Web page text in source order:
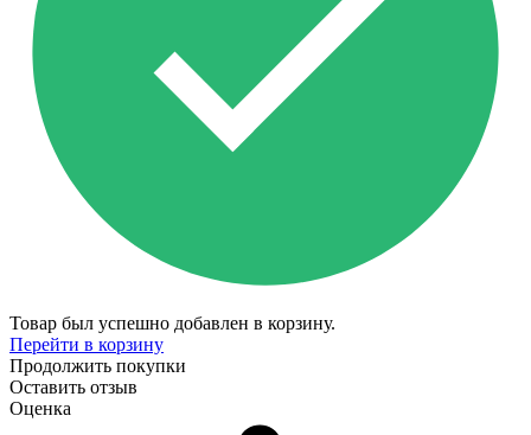
Товар был успешно добавлен в корзину.
Перейти в корзину
Продолжить покупки
Оставить отзыв
Оценка